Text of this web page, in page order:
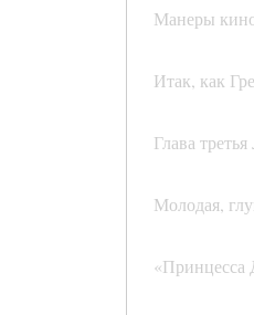
Манеры
Итак, как
Глава
Молодая,
«Принцесса